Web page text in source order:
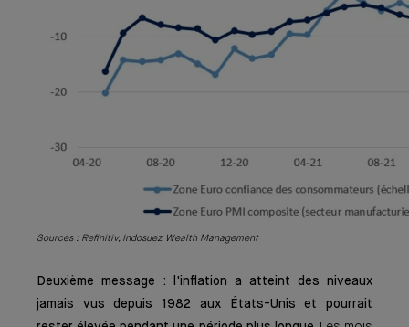
Sources : Refinitiv, Indosuez Wealth Management
Deuxième message : l'inflation a atteint des niveaux
jamais vus depuis 1982 aux États-Unis et pourrait